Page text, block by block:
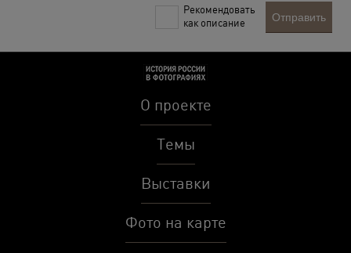
Рекомендовать
как описание
Отправить
О проекте
Темы
Выставки
Фото на карте